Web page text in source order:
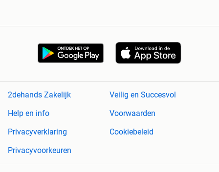
2dehands Zakelijk
Veilig en Succesvol
Help en info
Voorwaarden
Privacyverklaring
Cookiebeleid
Privacyvoorkeuren